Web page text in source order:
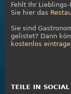
Fehlt Ihr
Sie hier das
Sie sind
gelistet? Dann
kostenlos
TEILE IN